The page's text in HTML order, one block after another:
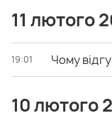
11 лютого
19:01 Чому
10 лютого